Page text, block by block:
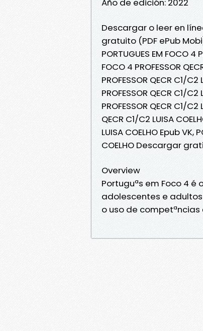
Año de edición: 2022
Descargar o leer en línea
gratuito (PDF ePub
PORTUGUES EM FOCO 4
FOCO 4 PROFESSOR
PROFESSOR QECR C1/
PROFESSOR QECR C1/
PROFESSOR QECR C1/C2
QECR C1/C2 LUISA
LUISA COELHO Epub VK,
COELHO Descargar
Overview
Portuguªs em Foco 4
adolescentes e
o uso de